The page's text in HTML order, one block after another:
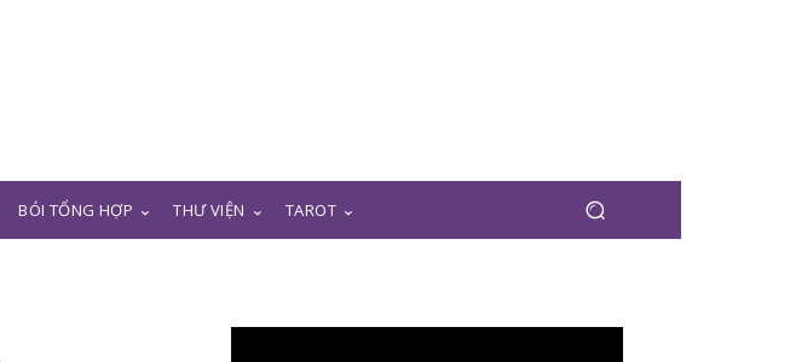
BÓI TỔNG HỢP THƯ VIỆN TAROT